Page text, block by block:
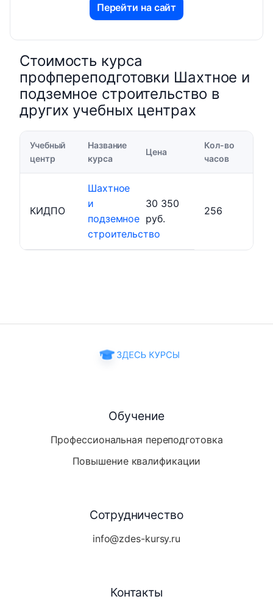
Перейти на сайт
Стоимость курса
профпереподготовки Шахтное и
подземное строительство в
других учебных центрах
Учебный
центр
Название
курса
Цена
Кол-во
часов
КИДПО
Шахтное
и
подземное
строительство
30 350
руб.
256
Обучение
Профессиональная переподготовка
Повышение квалификации
Сотрудничество
info@zdes-kursy.ru
Контакты